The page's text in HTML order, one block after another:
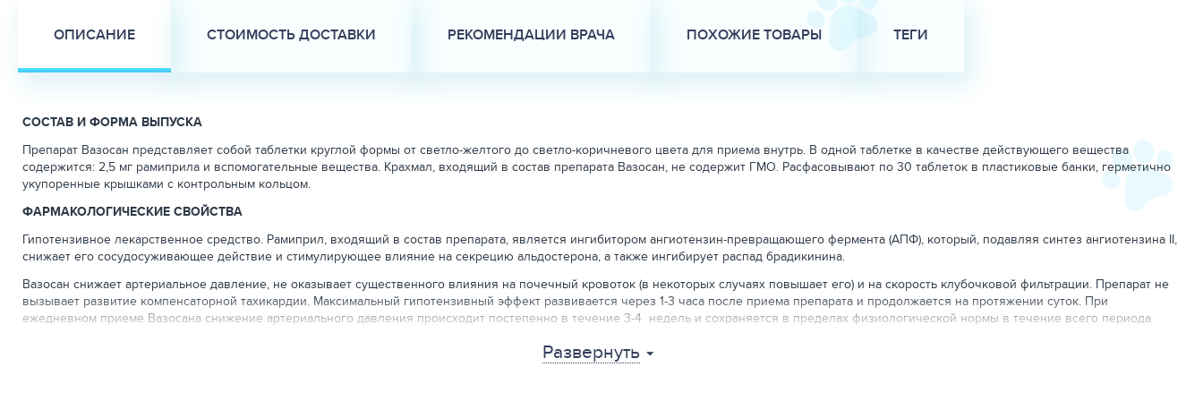
ОПИСАНИЕ СТОИМОСТЬ ДОСТАВКИ РЕКОМЕНДАЦИИ ВРАЧА ПОХОЖИЕ ТОВАРЫ ТЕГИ
СОСТАВ И ФОРМА ВЫПУСКА
Препарат Вазосан представляет собой таблетки круглой формы от светло-желтого до светло-коричневого цвета для приема внутрь. В одной таблетке в качестве действующего вещества
содержится: 2,5 мг рамиприла и вспомогательные вещества. Крахмал, входящий в состав препарата Вазосан, не содержит ГМО. Расфасовывают по 30 таблеток в пластиковые банки, герметично
укупоренные крышками с контрольным кольцом.
ФАРМАКОЛОГИЧЕСКИЕ СВОЙСТВА
Гипотензивное лекарственное средство. Рамиприл, входящий в состав препарата, является ингибитором ангиотензин-превращающего фермента (АПФ), который, подавляя синтез ангиотензина II,
снижает его сосудосуживающее действие и стимулирующее влияние на секрецию альдостерона, а также ингибирует распад брадикинина.
Вазосан снижает артериальное давление, не оказывает существенного влияния на почечный кровоток (в некоторых случаях повышает его) и на скорость клубочковой фильтрации. Препарат не
вызывает развитие компенсаторной тахикардии. Максимальный гипотензивный эффект развивается через 1-3 часа после приема препарата и продолжается на протяжении суток. При
ежедневном приеме Вазосана снижение артериального давления происходит постепенно в течение 3-4 недель и сохраняется в пределах физиологической нормы в течение всего периода
накопления брадикинина, а также способствует обратному развитию гипертрофии миокарда у животных, больных артериальной гипертензией.
Развернуть